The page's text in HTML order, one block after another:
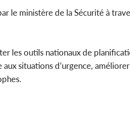
le ministère de la Sécurité à
les outils nationaux de
situations d’urgence,